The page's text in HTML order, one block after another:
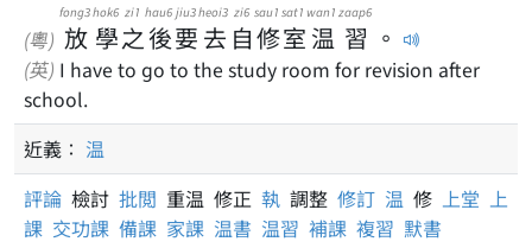
(粵) 放
fong3
學
hok6
之
zi1
後
hau6
要
jiu3
去
heoi3
自
zi6
修
sau1
室
sat1
温
wan1
習
zaap6
。
(英) I have to go to the study room for revision after
school.
近義： 温
評論 檢討 批閲 重温 修正 執 調整 修訂 温 修 上堂 上
課 交功課 備課 家課 温書 温習 補課 複習 默書